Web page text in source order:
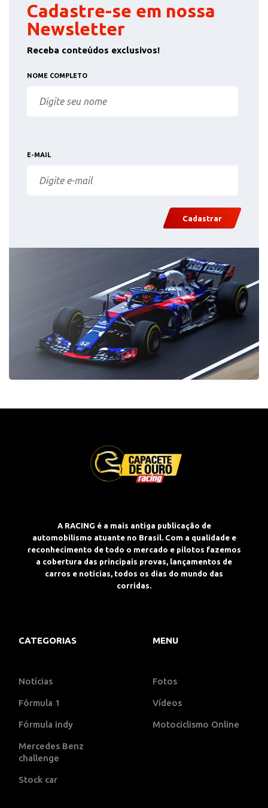
Cadastre-se em nossa
Newsletter
Receba conteúdos exclusivos!
NOME COMPLETO
E-MAIL
Cadastrar
A RACING é a mais antiga publicação de
automobilismo atuante no Brasil. Com a qualidade e
reconhecimento de todo o mercado e pilotos fazemos
a cobertura das principais provas, lançamentos de
carros e notícias, todos os dias do mundo das
corridas.
CATEGORIAS
Notícias
Fórmula 1
Fórmula indy
Mercedes Benz
challenge
Stock car
MENU
Fotos
Vídeos
Motociclismo Online